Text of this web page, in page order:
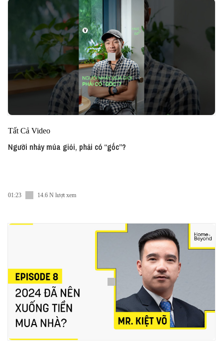
Tất Cả Video
Người nhảy múa giỏi, phải có “gốc”?
01:23 14.6 N lượt xem